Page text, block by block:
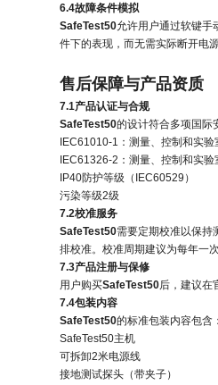
6.4故障条件模拟
SafeTest50允许用户通过软键
件下的表现，而无需实际断开电
售后保障与产品资质
7.1产品认证与合规
SafeTest50的设计符合多项国际
IEC61010-1：测量、控制和实
IEC61326-2：测量、控制和实
IP40防护等级（IEC60529）
污染等级2级
7.2校准服务
SafeTest50需要定期校准以保持
排校准。校准周期建议为每年一
7.3产品注册与保修
用户购买SafeTest50后，建议在
7.4包装内容
SafeTest50的标准包装内容包含
SafeTest50主机
可拆卸2米电源线
接地测试探头（带夹子）